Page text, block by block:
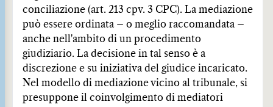
conciliazione (art. 213 cpv. 3 CPC). La mediazione
può essere ordinata – o meglio raccomandata –
anche nell'ambito di un procedimento
giudiziario. La decisione in tal senso è a
discrezione e su iniziativa del giudice incaricato.
Nel modello di mediazione vicino al tribunale, si
presuppone il coinvolgimento di mediatori